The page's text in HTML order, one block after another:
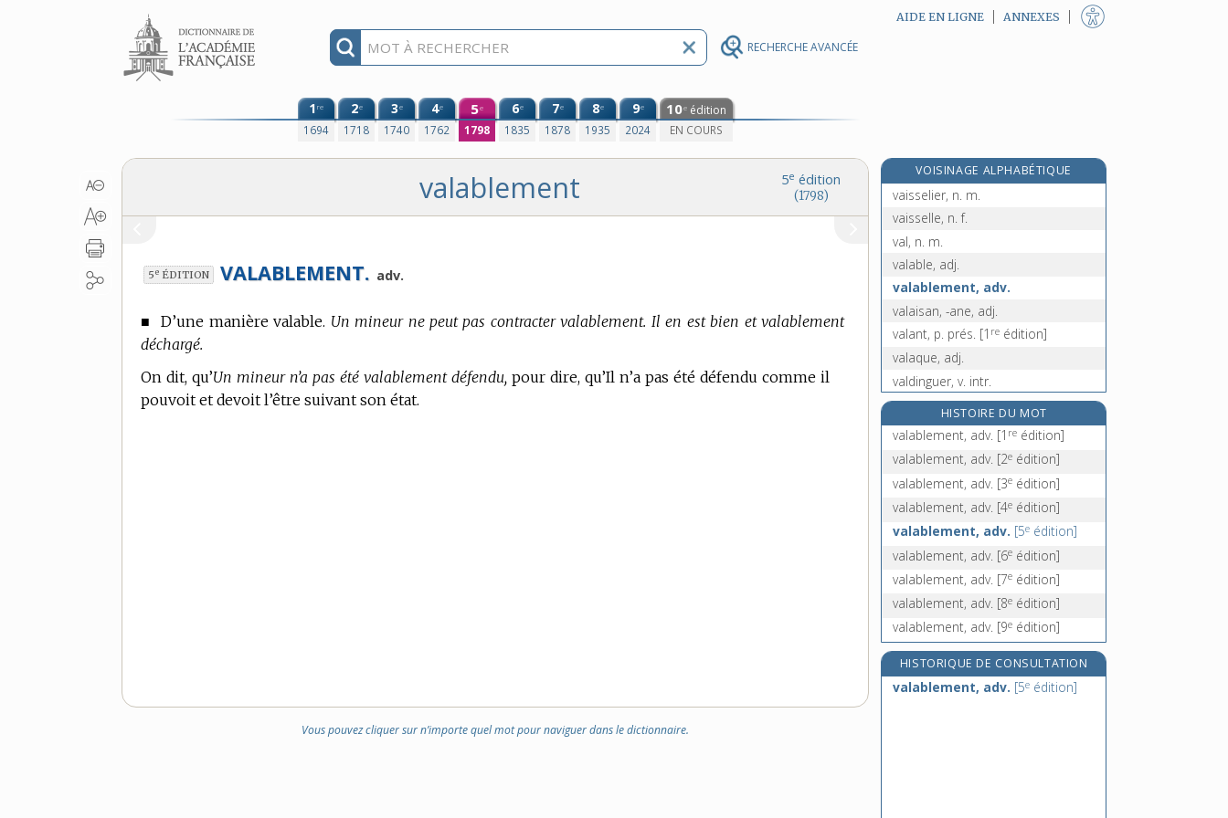
RECHERCHE AVANCÉE
Aller au contenu AIDE EN LIGNE ANNEXES
1re
1694
2e
1718
3e
1740
4e
1762
5e
1798
6e
1835
7e
1878
8e
1935
9e
2024
10e édition
EN COURS
5e édition
(1798)
valablement
5e ÉDITION VALABLEMENT. adv.
■D’une manière valable. Un mineur ne peut pas contracter valablement. Il en est bien et valablement
déchargé.
On dit, qu’Un mineur n’a pas été valablement défendu, pour dire, qu’Il n’a pas été défendu comme il
pouvoit et devoit l’être suivant son état.
Vous pouvez cliquer sur n’importe quel mot pour naviguer dans le dictionnaire.
VOISINAGE ALPHABÉTIQUE
vaisseau, n. m.
vaisselier, n. m.
vaisselle, n. f.
val, n. m.
valable, adj.
valablement, adv.
valaisan, -ane, adj.
valant, p. prés. [1 re édition]
valaque, adj.
valdinguer, v. intr.
valdôtain, -aine, adj.
valençay, n. m.
valence, n. f.
HISTOIRE DU MOT
valablement, adv. [1 re édition]
valablement, adv. [2e édition]
valablement, adv. [3e édition]
valablement, adv. [4e édition]
valablement, adv. [5e édition]
valablement, adv. [6e édition]
valablement, adv. [7e édition]
valablement, adv. [8e édition]
valablement, adv. [9e édition]
HISTORIQUE DE CONSULTATION
valablement, adv. [5e édition]